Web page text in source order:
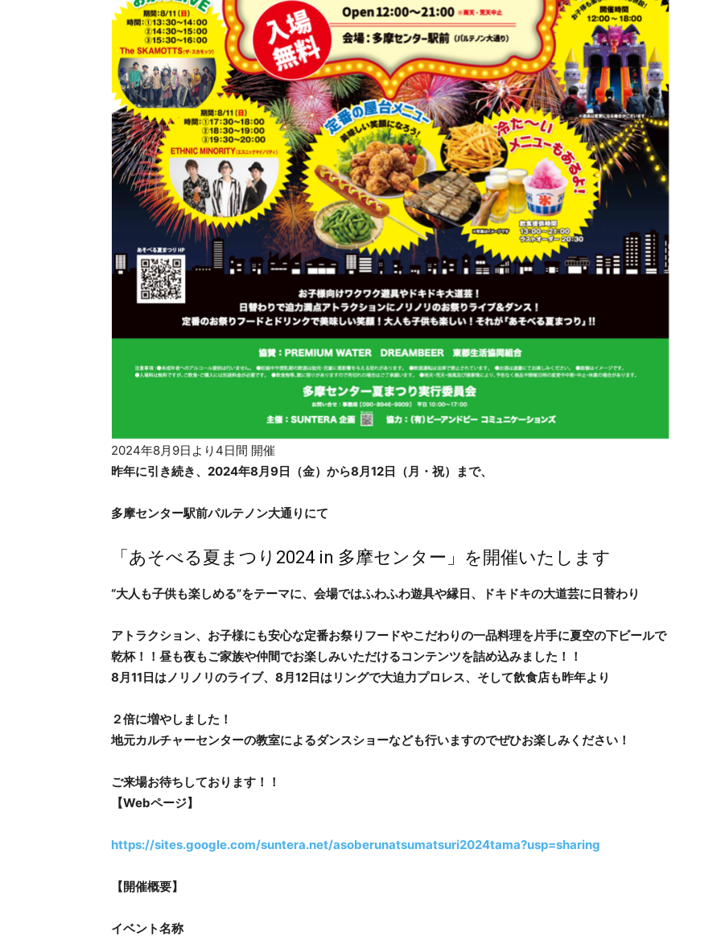
2024年8月9日より4日間 開催
昨年に引き続き、2024年8月9日（金）から8月12日（月・祝）まで、
多摩センター駅前パルテノン大通りにて
「あそべる夏まつり2024 in 多摩センター」を開催いたします
“大人も子供も楽しめる”をテーマに、会場ではふわふわ遊具や縁日、ドキドキの大道芸に日替わり
アトラクション、お子様にも安心な定番お祭りフードやこだわりの一品料理を片手に夏空の下ビールで
乾杯！！昼も夜もご家族や仲間でお楽しみいただけるコンテンツを詰め込みました！！
8月11日はノリノリのライブ、8月12日はリングで大迫力プロレス、そして飲食店も昨年より
２倍に増やしました！
地元カルチャーセンターの教室によるダンスショーなども行いますのでぜひお楽しみください！
ご来場お待ちしております！！
【Webページ】
https://sites.google.com/suntera.net/asoberunatsumatsuri2024tama?usp=sharing
【開催概要】
イベント名称